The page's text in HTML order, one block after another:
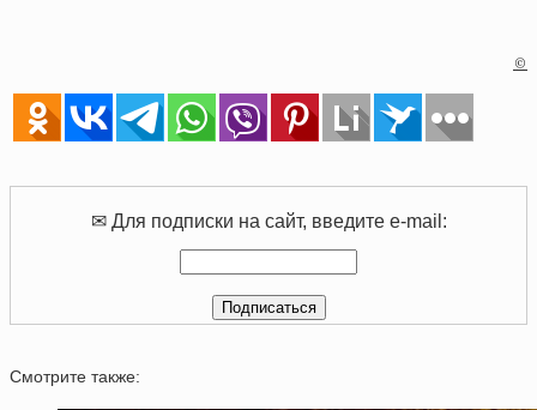
©
✉ Для подписки на сайт, введите e-mail:
Смотрите также: